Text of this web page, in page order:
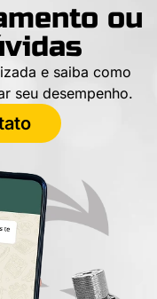
ou
e saiba como
seu desempenho.